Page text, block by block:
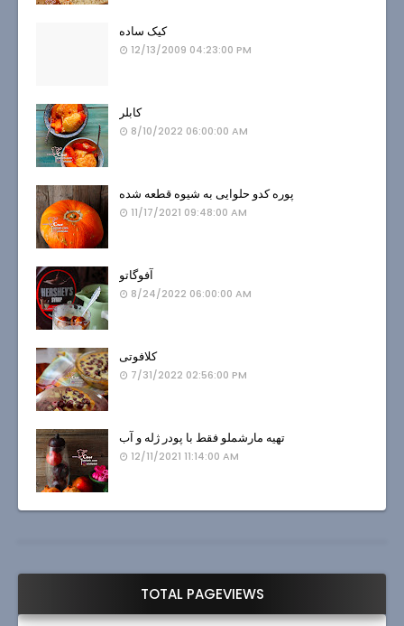
کیک ساده
12/13/2009 04:23:00 PM
کابلر
8/10/2022 06:00:00 AM
پوره کدو حلوایی به شیوه قطعه شده
11/17/2021 09:48:00 AM
آفوگاتو
8/24/2022 06:00:00 AM
کلافوتی
7/31/2022 02:56:00 PM
تهیه مارشملو فقط با پودر ژله و آب
12/11/2021 11:14:00 AM
TOTAL PAGEVIEWS